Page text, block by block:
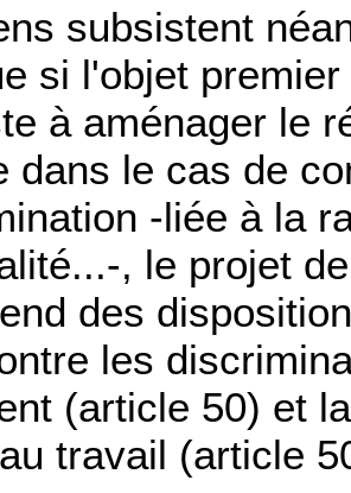
subsistent
si l'objet
à aménager le
dans le cas de
-liée à la
, le projet
des
les
(article 50) et
travail (article